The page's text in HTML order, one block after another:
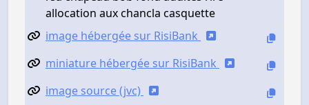
allocation aux chancla casquette
image hébergée sur RisiBank
miniature hébergée sur RisiBank
image source (jvc)